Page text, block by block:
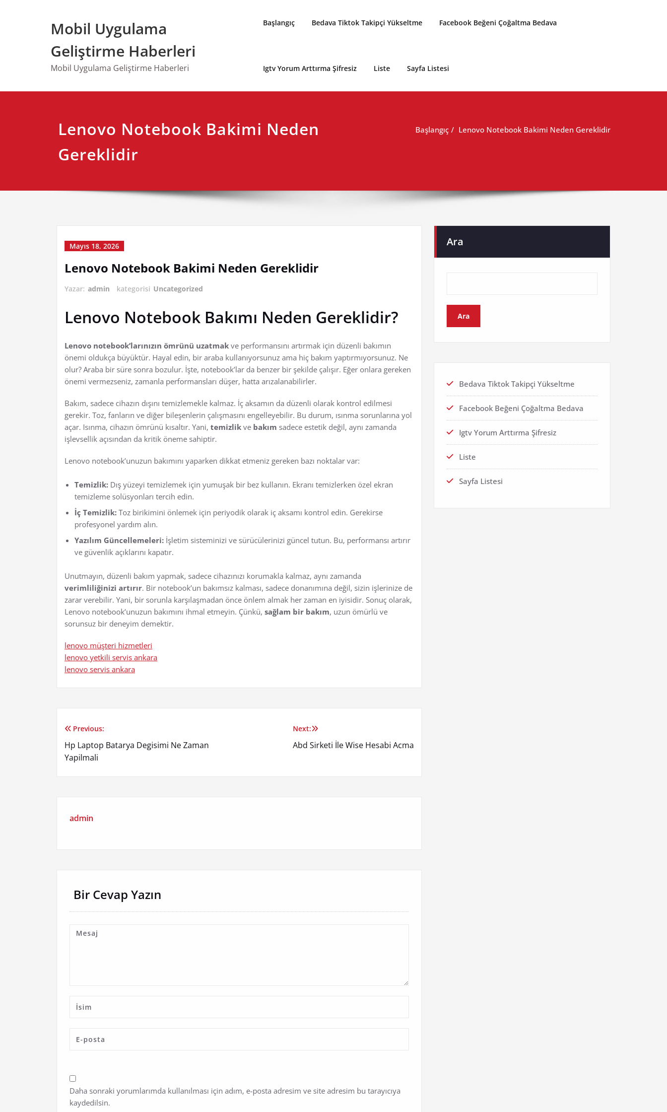
Mobil Uygulama
Geliştirme Haberleri
Mobil Uygulama Geliştirme Haberleri
Başlangıç Bedava Tiktok Takipçi Yükseltme Facebook Beğeni Çoğaltma Bedava
Igtv Yorum Arttırma Şifresiz Liste Sayfa Listesi
Lenovo Notebook Bakimi Neden
Gereklidir
Başlangıç Lenovo Notebook Bakimi Neden Gereklidir
Mayıs 18, 2026
Lenovo Notebook Bakimi Neden Gereklidir
Yazar: admin kategorisi Uncategorized
Lenovo Notebook Bakımı Neden Gereklidir?
Lenovo notebook’larınızın ömrünü uzatmak ve performansını artırmak için düzenli bakımın
önemi oldukça büyüktür. Hayal edin, bir araba kullanıyorsunuz ama hiç bakım yaptırmıyorsunuz. Ne
olur? Araba bir süre sonra bozulur. İşte, notebook’lar da benzer bir şekilde çalışır. Eğer onlara gereken
önemi vermezseniz, zamanla performansları düşer, hatta arızalanabilirler.
Bakım, sadece cihazın dışını temizlemekle kalmaz. İç aksamın da düzenli olarak kontrol edilmesi
gerekir. Toz, fanların ve diğer bileşenlerin çalışmasını engelleyebilir. Bu durum, ısınma sorunlarına yol
açar. Isınma, cihazın ömrünü kısaltır. Yani, temizlik ve bakım sadece estetik değil, aynı zamanda
işlevsellik açısından da kritik öneme sahiptir.
Lenovo notebook’unuzun bakımını yaparken dikkat etmeniz gereken bazı noktalar var:
Temizlik: Dış yüzeyi temizlemek için yumuşak bir bez kullanın. Ekranı temizlerken özel ekran
temizleme solüsyonları tercih edin.
İç Temizlik: Toz birikimini önlemek için periyodik olarak iç aksamı kontrol edin. Gerekirse
profesyonel yardım alın.
Yazılım Güncellemeleri: İşletim sisteminizi ve sürücülerinizi güncel tutun. Bu, performansı artırır
ve güvenlik açıklarını kapatır.
Unutmayın, düzenli bakım yapmak, sadece cihazınızı korumakla kalmaz, aynı zamanda
verimliliğinizi artırır. Bir notebook’un bakımsız kalması, sadece donanımına değil, sizin işlerinize de
zarar verebilir. Yani, bir sorunla karşılaşmadan önce önlem almak her zaman en iyisidir. Sonuç olarak,
Lenovo notebook’unuzun bakımını ihmal etmeyin. Çünkü, sağlam bir bakım, uzun ömürlü ve
sorunsuz bir deneyim demektir.
lenovo müşteri hizmetleri
lenovo yetkili servis ankara
lenovo servis ankara
Yazı
gezinmesi
Previous:
Hp Laptop Batarya Degisimi Ne Zaman
Yapilmali
Next:
Abd Sirketi İle Wise Hesabi Acma
admin
Bir Cevap Yazın
Daha sonraki yorumlarımda kullanılması için adım, e-posta adresim ve site adresim bu tarayıcıya
kaydedilsin.
Ara
Ara
Bedava Tiktok Takipçi Yükseltme
Facebook Beğeni Çoğaltma Bedava
Igtv Yorum Arttırma Şifresiz
Liste
Sayfa Listesi